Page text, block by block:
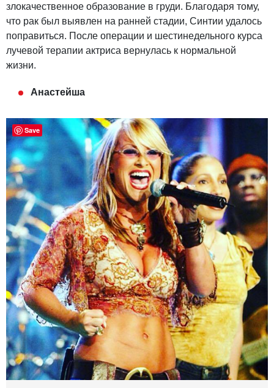
злокачественное образование в груди. Благодаря тому,
что рак был выявлен на ранней стадии, Синтии удалось
поправиться. После операции и шестинедельного курса
лучевой терапии актриса вернулась к нормальной
жизни.
Анастейша
Save